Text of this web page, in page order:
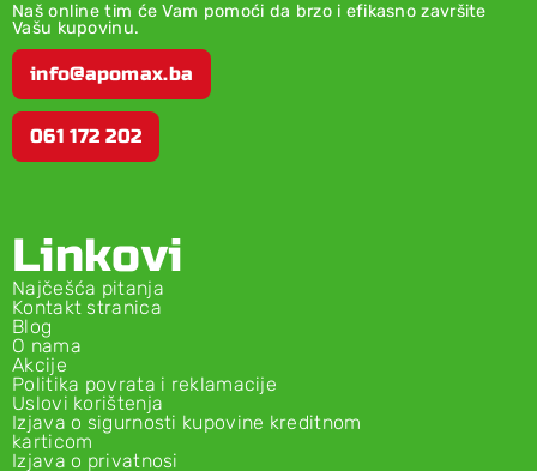
Naš online tim će Vam pomoći da brzo i efikasno završite
Vašu kupovinu.
info@apomax.ba
061 172 202
Linkovi
Najčešća pitanja
Kontakt stranica
Blog
O nama
Akcije
Politika povrata i reklamacije
Uslovi korištenja
Izjava o sigurnosti kupovine kreditnom
karticom
Izjava o privatnosi